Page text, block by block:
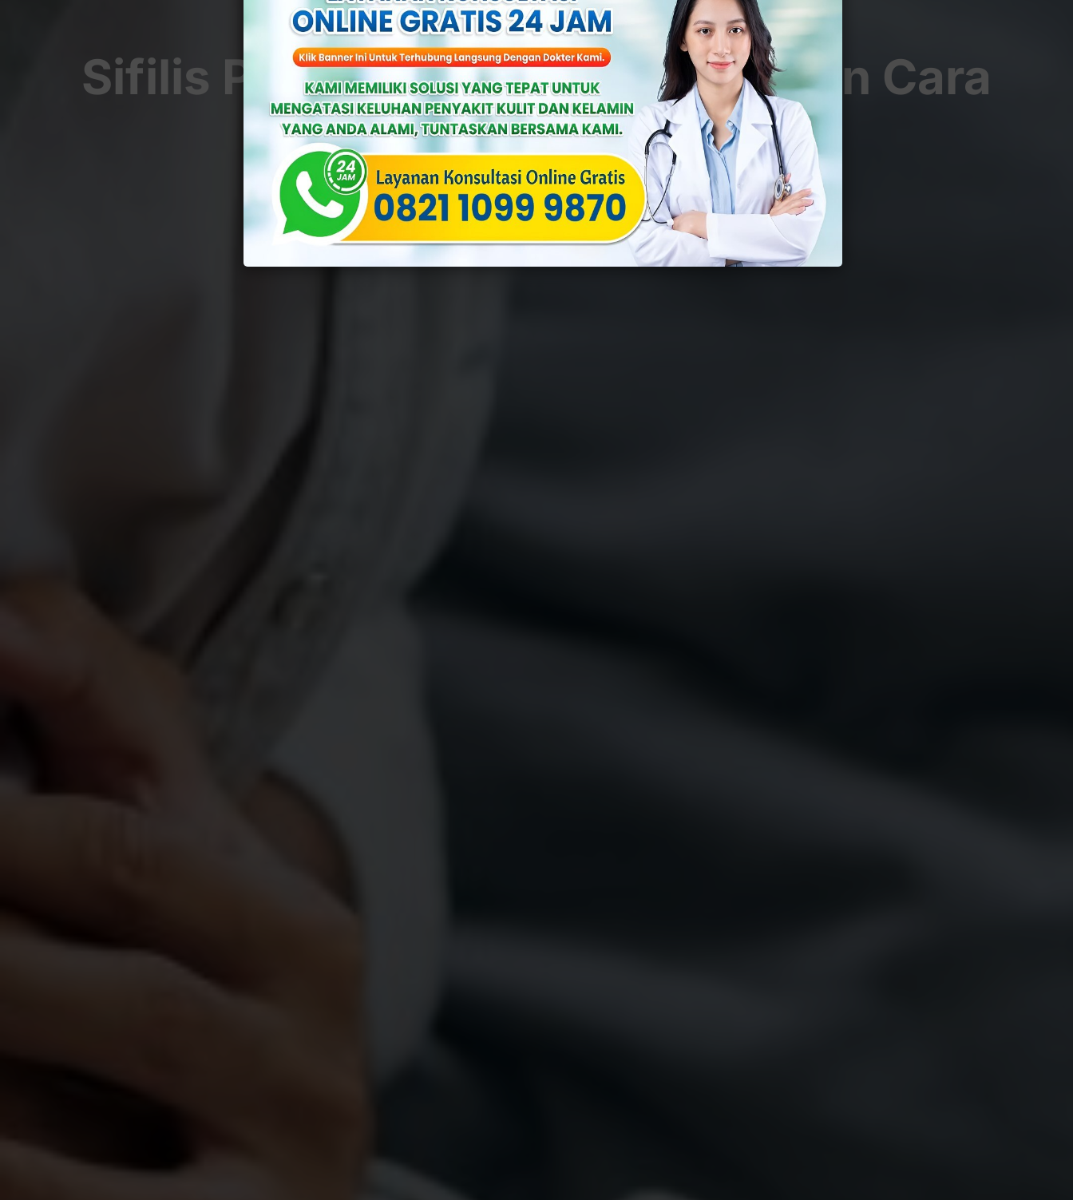
Sifilis Pada Pria: Kenali Tanda Dan Cara
Mengobatinya
ByYulia Penyakit Menular Seksual